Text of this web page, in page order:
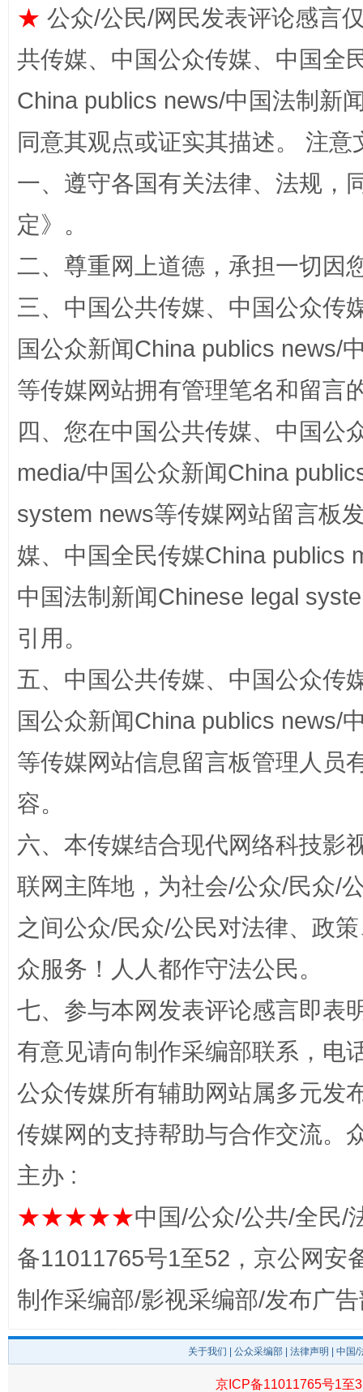
全民健身五年计划来了！等你上场
阿坝州三大球赛在茂县开幕 规模
国家大学科技园优化重塑工作
“蜀中异人”王建安的艺术幻境
完善运行机制助力责任有效落实
东山县通报“牛蛙产品抗生素超标问题” 法
★ 公众/公民/网民发表评论感言
共传媒、中国公众传媒、中国全
China publics news/中国法制新
同意其观点或证实其描述。 注
一、遵守各国有关法律、法规，
定》。
二、尊重网上道德，承担一切因
三、中国公共传媒、中国公众传
国公众新闻China publics news/
等传媒网站拥有管理笔名和留言
四、您在中国公共传媒、中国公
media/中国公众新闻China
system news等传媒网站留言板
媒、中国全民传媒China publics
中国法制新闻Chinese legal
引用。
五、中国公共传媒、中国公众传
国公众新闻China publics news/
等传媒网站信息留言板管理人员
容。
六、本传媒结合现代网络科技影
联网主阵地，为社会/公众/民众/
之间公众/民众/公民对法律、政
众服务！人人都作守法公民。
七、参与本网发表评论感言即表
有意见请向制作采编部联系，电
公众传媒所有辅助网站属多元发
传媒网的支持帮助与合作交流。
主办 :
★★★★★中国/公众/公共/全民/
备11011765号1至52，京公网安
制作采编部/影视采编部/发布广
关于我们 公众采编部 法律声明 | 中国
京ICP备11011765号1至